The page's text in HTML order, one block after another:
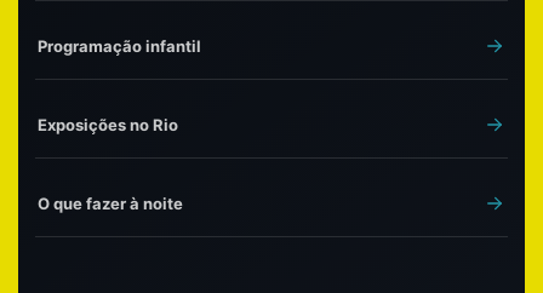
Programação infantil
Exposições no Rio
O que fazer à noite